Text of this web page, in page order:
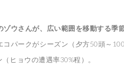
ゾウさんが、広い範囲を移動する季
パークがシーズン（夕方50頭～100
ヒョウの遭遇率30%程）。